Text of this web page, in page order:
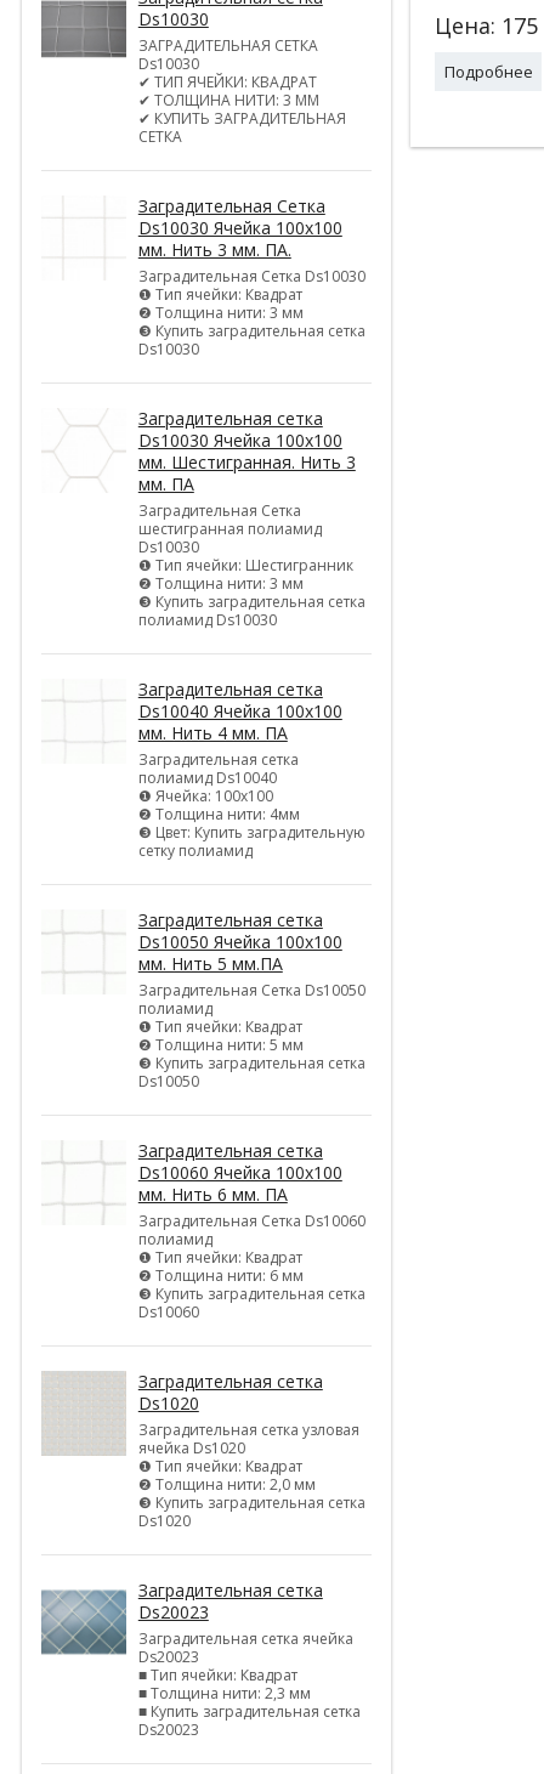
Ds10030
ЗАГРАДИТЕЛЬНАЯ СЕТКА
Ds10030
✔ ТИП ЯЧЕЙКИ: КВАДРАТ
✔ ТОЛЩИНА НИТИ: 3 ММ
✔ КУПИТЬ ЗАГРАДИТЕЛЬНАЯ
СЕТКА
Заградительная Сетка
Ds10030 Ячейка 100х100
мм. Нить 3 мм. ПА.
Заградительная Сетка Ds10030
❶ Тип ячейки: Квадрат
❷ Толщина нити: 3 мм
❸ Купить заградительная сетка
Ds10030
Заградительная сетка
Ds10030 Ячейка 100х100
мм. Шестигранная. Нить 3
мм. ПА
Заградительная Сетка
шестигранная полиамид
Ds10030
❶ Тип ячейки: Шестигранник
❷ Толщина нити: 3 мм
❸ Купить заградительная сетка
полиамид Ds10030
Заградительная сетка
Ds10040 Ячейка 100х100
мм. Нить 4 мм. ПА
Заградительная сетка
полиамид Ds10040
❶ Ячейка: 100х100
❷ Толщина нити: 4мм
❸ Цвет: Купить заградительную
сетку полиамид
Заградительная сетка
Ds10050 Ячейка 100х100
мм. Нить 5 мм.ПА
Заградительная Сетка Ds10050
полиамид
❶ Тип ячейки: Квадрат
❷ Толщина нити: 5 мм
❸ Купить заградительная сетка
Ds10050
Заградительная сетка
Ds10060 Ячейка 100х100
мм. Нить 6 мм. ПА
Заградительная Сетка Ds10060
полиамид
❶ Тип ячейки: Квадрат
❷ Толщина нити: 6 мм
❸ Купить заградительная сетка
Ds10060
Заградительная сетка
Ds1020
Заградительная сетка узловая
ячейка Ds1020
❶ Тип ячейки: Квадрат
❷ Толщина нити: 2,0 мм
❸ Купить заградительная сетка
Ds1020
Заградительная сетка
Ds20023
Заградительная сетка ячейка
Ds20023
■ Тип ячейки: Квадрат
■ Толщина нити: 2,3 мм
■ Купить заградительная сетка
Ds20023
Цена: 175
Подробнее